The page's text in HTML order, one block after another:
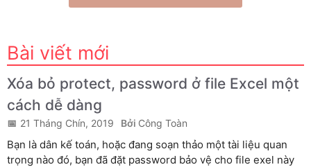
Bài viết mới
Xóa bỏ protect, password ở file Excel một
cách dễ dàng
21 Tháng Chín, 2019 Công Toàn
Bạn là dân kế toán, hoặc đang soạn thảo một tài liệu quan
trọng nào đó, bạn đã đặt password bảo vệ cho file exel này